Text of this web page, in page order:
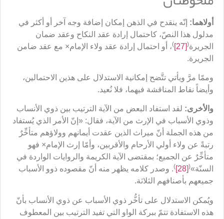
أولاهما: إنّه ينقدح في الذهن إمكان إضافة وجه آخر أو أكثر في
مدلول هذا النصّ، كاحتمال إرادة عقد النكاح وعقد ضمان
الجريرة(
[27]
)، أو احتمال إرادة عقد ولاء الإمام× مع عقد ضامن
الجريرة.
وممّا مرَّ ويأتي تتَّضح إمكانية الاستدلال على هذين الاحتمالين،
وأيضاً نقاط المناقشة فيهما، فلا نُعيد.
والأخرى: لقد استفاد البعض من الآية الترتيب بين ذوي الأنساب
وذوي الأسباب في الإرث من الآية، فقال: «إنّ الأمر الذي يُستفاد
من هذه الجملة أنّ ميراث الذين عقدت أيمانهم وولاؤهم متأخِّرٌ
رتبةً عن ولاء أولي الأرحام والأقربين، وأمّا إرث الإمام× فهو
متأخِّرٌ عن الجميع؛ بمقتضى الآية الكريمة والروايات الواردة في
السنّة»(
[28]
). وصدر كلامه يظهر منه أنّ مقصوده ذوو الأسباب
جميعهم بأصنافهم الثلاثة.
ويُمكن الاستدلال على تأخُّر ذوي الأسباب عن ذوي الأنساب بأنّ
هذه الاستفادة تتمّ ببركة الواو التي تفيد الترتيب بين المعطوف